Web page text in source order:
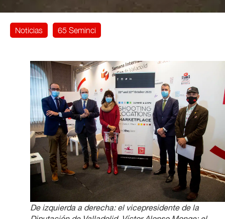
Noticias 65 Seminci
De izquierda a derecha: el vicepresidente de la